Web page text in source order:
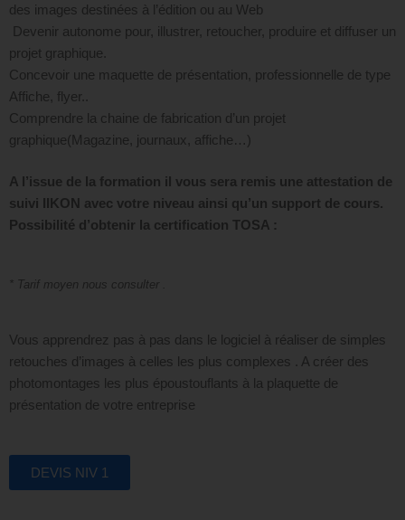
des images destinées à l’édition ou au Web
Devenir autonome pour, illustrer, retoucher, produire et diffuser un
projet graphique.
Concevoir une maquette de présentation, professionnelle de type
Affiche, flyer..
Comprendre la chaine de fabrication d’un projet
graphique(Magazine, journaux, affiche…)
A l’issue de la formation il vous sera remis une attestation de
suivi IIKON avec votre niveau ainsi qu’un support de cours.
Possibilité d’obtenir la certification TOSA :
* Tarif moyen nous consulter .
Vous apprendrez pas à pas dans le logiciel à réaliser de simples
retouches d’images à celles les plus complexes . A créer des
photomontages les plus époustouflants à la plaquette de
présentation de votre entreprise
DEVIS NIV 1